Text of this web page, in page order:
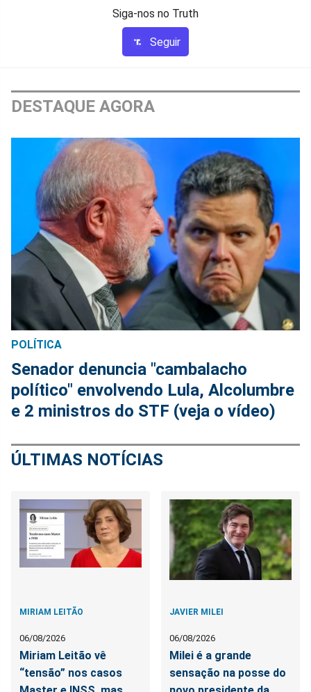
Siga-nos no Truth
Seguir
DESTAQUE AGORA
POLÍTICA
Senador denuncia "cambalacho
político" envolvendo Lula, Alcolumbre
e 2 ministros do STF (veja o vídeo)
ÚLTIMAS NOTÍCIAS
MIRIAM LEITÃO
06/08/2026
Miriam Leitão vê
“tensão” nos casos
JAVIER MILEI
06/08/2026
Milei é a grande
sensação na posse do